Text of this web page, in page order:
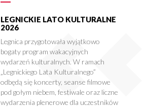
LEGNICKIE LATO KULTURALNE
2026
Legnica przygotowała wyjątkowo
bogaty program wakacyjnych
wydarzeń kulturalnych. W ramach
„Legnickiego Lata Kulturalnego”
odbędą się koncerty, seanse filmowe
pod gołym niebem, festiwale oraz liczne
wydarzenia plenerowe dla uczestników